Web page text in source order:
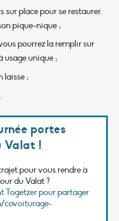
sur place pour se restaurer.
pique-nique ;
pourrez la remplir sur
usage unique ;
laisse ;
portes
Valat !
pour vous rendre à
du Valat ?
Togetzer pour partager
covoiturage-